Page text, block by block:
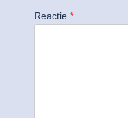
Reactie *